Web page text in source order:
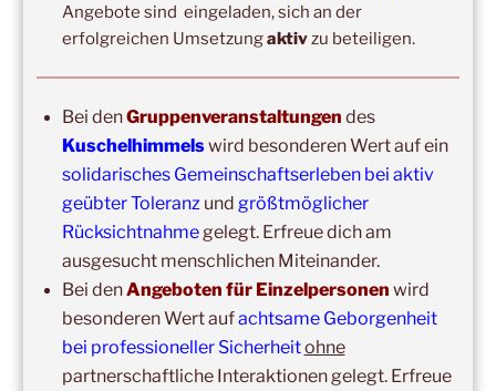
Copyright © 2017-2026
Kuschelhimmel
Alle Rechte vorbehalten.
Angebote sind eingeladen, sich an der
erfolgreichen Umsetzungaktivzu beteiligen.
Bei denGruppenveranstaltungen des
Kuschelhimmelswird besonderen Wert auf ein
solidarisches Gemeinschaftserleben bei aktiv
geübter Toleranzund größtmöglicher
Rücksichtnahmegelegt. Erfreue dich am
ausgesucht menschlichen Miteinander.
Bei denAngeboten für Einzelpersonen wird
besonderen Wert aufachtsame Geborgenheit
bei professioneller Sicherheitohne
partnerschaftliche Interaktionen gelegt. Erfreue